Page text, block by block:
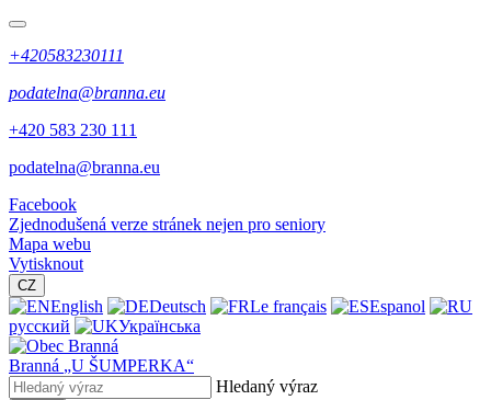
+420583230111
podatelna@branna.eu
+420 583 230 111
podatelna@branna.eu
Facebook
Zjednodušená verze stránek nejen pro seniory
Mapa webu
Vytisknout
CZ
English Deutsch Le français
Espanol
русский
Українська
Branná „U ŠUMPERKA“
Hledaný výraz